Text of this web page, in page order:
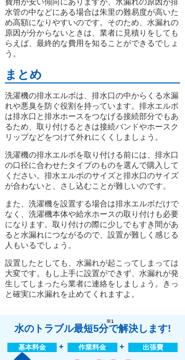
水管の中などにある場合は朱里の難易度が高いた
め高額になりやすいのです。そのため、水漏れの
原因が分からないときは、業者に見積りをしても
らえば、最終的な費用を知ることができるでしょ
う。
まとめ
洗濯機の排水エルボは、排水口の中からくる水漏
れや悪臭を防ぐ役割を持っています。排水エルボ
は排水口と排水ホースをつなげる接続部分でもあ
るため、取り付けるときは接続バンドやホースク
リップなどをつけて外れにくくしましょう。
洗濯機の排水エルボを取り付ける前には、排水口
の口径に合わせたタイプのものを選んで購入して
ください。排水エルボのサイズと排水口のサイズ
が合わないと、さし込むことが難しいのです。
また、洗濯機を設置する場合は排水エルボだけで
なく、洗濯機本体や給水ホースの取り付けも必要
になります。取り付けの際に少しでもすき間があ
ると水漏れにつながるので、設置が難しく感じる
人もいるでしょう。
設置したとしても、水漏れが起こってしまっては
大変です。もし上手に設置ができず、水漏れが発
生してしまったら業者に連絡をしましょう。きっ
と確実に水漏れを止めてくれますよ。
水のトラブル最短5分
※1
で解決します!
基本料金 作業料金 出張費